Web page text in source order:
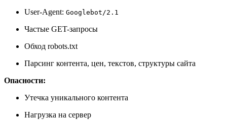
User-Agent: Googlebot/2.1
Частые GET-запросы
Обход robots.txt
Парсинг контента, цен, текстов, структуры сайта
Опасности:
Утечка уникального контента
Нагрузка на сервер